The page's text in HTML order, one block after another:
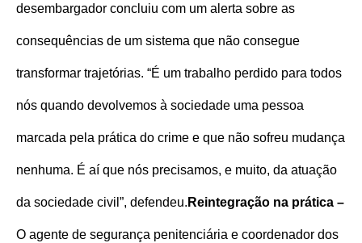
desembargador concluiu com um alerta sobre as
consequências de um sistema que não consegue
transformar trajetórias. “É um trabalho perdido para todos
nós quando devolvemos à sociedade uma pessoa
marcada pela prática do crime e que não sofreu mudança
nenhuma. É aí que nós precisamos, e muito, da atuação
da sociedade civil”, defendeu. Reintegração na prática –
O agente de segurança penitenciária e coordenador dos